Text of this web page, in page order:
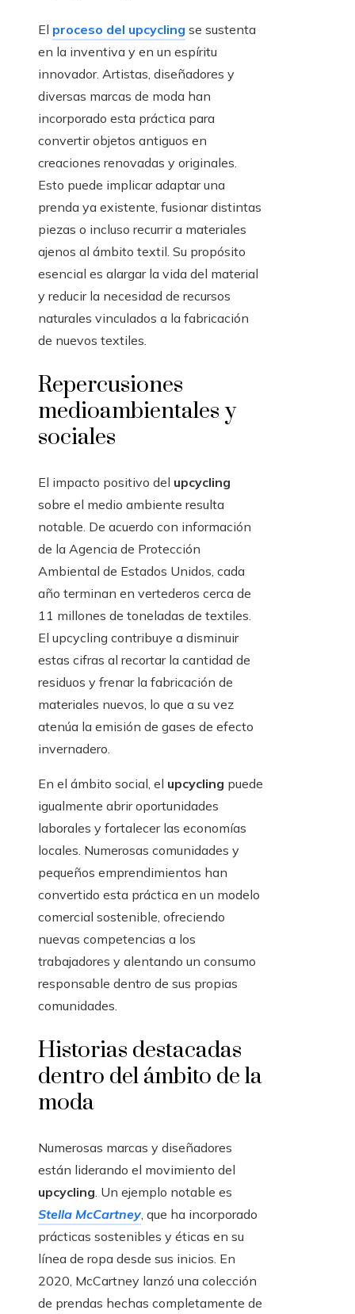
El proceso del upcycling se sustenta
en la inventiva y en un espíritu
innovador. Artistas, diseñadores y
diversas marcas de moda han
incorporado esta práctica para
convertir objetos antiguos en
creaciones renovadas y originales.
Esto puede implicar adaptar una
prenda ya existente, fusionar distintas
piezas o incluso recurrir a materiales
ajenos al ámbito textil. Su propósito
esencial es alargar la vida del material
y reducir la necesidad de recursos
naturales vinculados a la fabricación
de nuevos textiles.
Repercusiones
medioambientales y
sociales
El impacto positivo del upcycling
sobre el medio ambiente resulta
notable. De acuerdo con información
de la Agencia de Protección
Ambiental de Estados Unidos, cada
año terminan en vertederos cerca de
11 millones de toneladas de textiles.
El upcycling contribuye a disminuir
estas cifras al recortar la cantidad de
residuos y frenar la fabricación de
materiales nuevos, lo que a su vez
atenúa la emisión de gases de efecto
invernadero.
En el ámbito social, el upcycling puede
igualmente abrir oportunidades
laborales y fortalecer las economías
locales. Numerosas comunidades y
pequeños emprendimientos han
convertido esta práctica en un modelo
comercial sostenible, ofreciendo
nuevas competencias a los
trabajadores y alentando un consumo
responsable dentro de sus propias
comunidades.
Historias destacadas
dentro del ámbito de la
moda
Numerosas marcas y diseñadores
están liderando el movimiento del
upcycling. Un ejemplo notable es
Stella McCartney, que ha incorporado
prácticas sostenibles y éticas en su
línea de ropa desde sus inicios. En
2020, McCartney lanzó una colección
de prendas hechas completamente de